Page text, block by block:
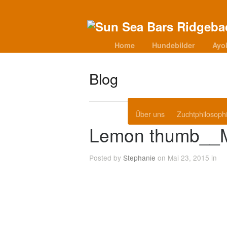
Home Hundebilder
Über uns
Blog
Lemon
Posted by Stephanie on Mai 23, 2015 in